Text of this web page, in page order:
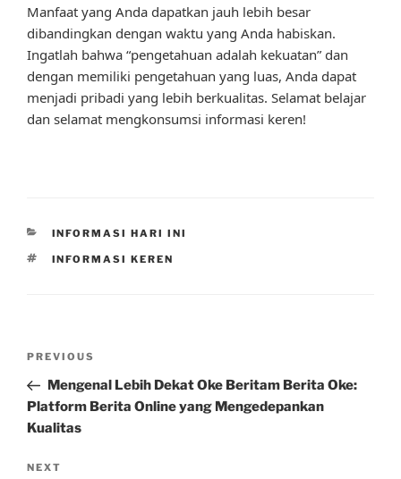
Manfaat yang Anda dapatkan jauh lebih besar
dibandingkan dengan waktu yang Anda habiskan.
Ingatlah bahwa “pengetahuan adalah kekuatan” dan
dengan memiliki pengetahuan yang luas, Anda dapat
menjadi pribadi yang lebih berkualitas. Selamat belajar
dan selamat mengkonsumsi informasi keren!
CATEGORIES
INFORMASI HARI INI
TAGS
INFORMASI KEREN
Previous
Post
PREVIOUS
Mengenal Lebih Dekat Oke Beritam Berita Oke:
Platform Berita Online yang Mengedepankan
Kualitas
Next
NEXT